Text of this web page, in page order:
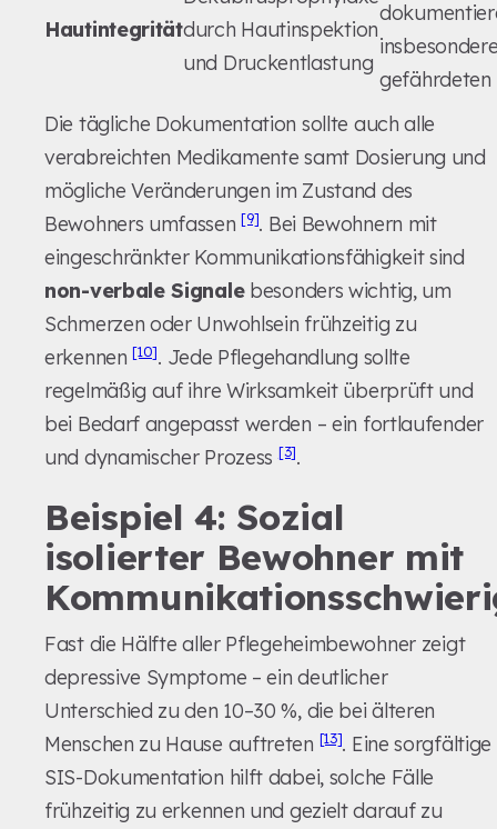
Hautintegritätdurch Hautinspektion
und Druckentlastung
Die tägliche Dokumentation sollte auch alle
verabreichten Medikamente samt Dosierung und
mögliche Veränderungen im Zustand des
Bewohners umfassen[9]. Bei Bewohnern mit
eingeschränkter Kommunikationsfähigkeit sind
non-verbale Signalebesonders wichtig, um
Schmerzen oder Unwohlsein frühzeitig zu
erkennen[10]. Jede Pflegehandlung sollte
regelmäßig auf ihre Wirksamkeit überprüft und
bei Bedarf angepasst werden – ein fortlaufender
und dynamischer Prozess[3].
Beispiel 4: Sozial
isolierter Bewohner mit
Fast die Hälfte aller Pflegeheimbewohner zeigt
depressive Symptome – ein deutlicher
Unterschied zu den 10–30 %, die bei älteren
Menschen zu Hause auftreten [13]. Eine sorgfältige
SIS-Dokumentation hilft dabei, solche Fälle
frühzeitig zu erkennen und gezielt darauf zu